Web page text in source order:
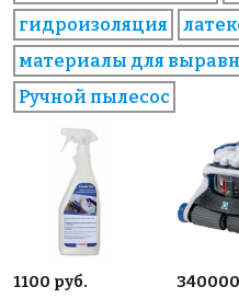
гидроизоляция
материалы для
Ручной пылесос
1100 руб.